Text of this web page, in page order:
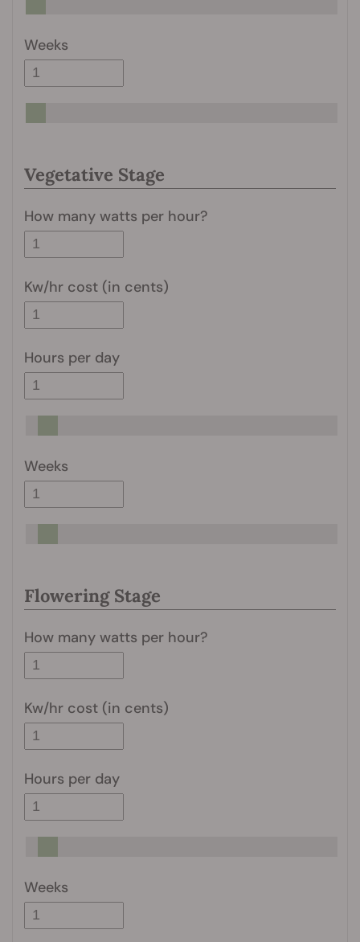
Weeks
Vegetative Stage
How many watts per hour?
Kw/hr cost (in cents)
Hours per day
Weeks
Flowering Stage
How many watts per hour?
Kw/hr cost (in cents)
Hours per day
Weeks